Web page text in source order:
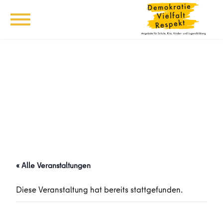
« Alle Veranstaltungen
Diese Veranstaltung hat bereits stattgefunden.